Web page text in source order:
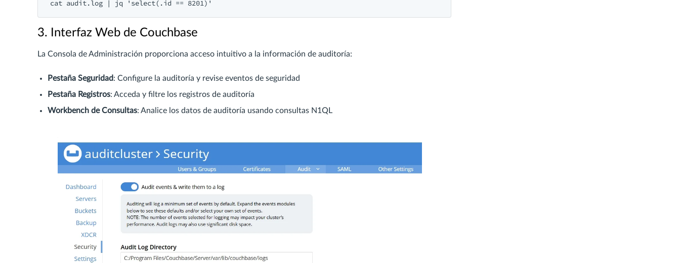
3. Interfaz Web de Couchbase
La Consola de Administración proporciona acceso intuitivo a la información de auditoría:
Pestaña Seguridad: Configure la auditoría y revise eventos de seguridad
Pestaña Registros: Acceda y filtre los registros de auditoría
Workbench de Consultas: Analice los datos de auditoría usando consultas N1QL